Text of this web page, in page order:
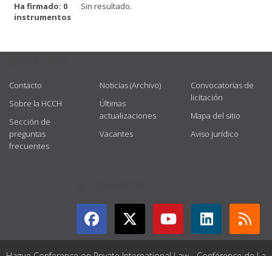
Ha firmado: 0
instrumentos
Sin resultado.
Contacto
Sobre la HCCH
Sección de
preguntas
frecuentes
Noticias (Archivo)
Últimas
actualizaciones
Vacantes
Convocatorias de
licitación
Mapa del sitio
Aviso jurídico